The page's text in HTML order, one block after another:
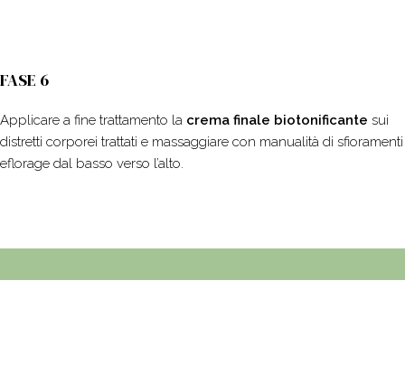
FASE 6
Applicare a fine trattamento la crema finale biotonificante sui
distretti corporei trattati e massaggiare con manualità di sfioramenti
eflorage dal basso verso l’alto.